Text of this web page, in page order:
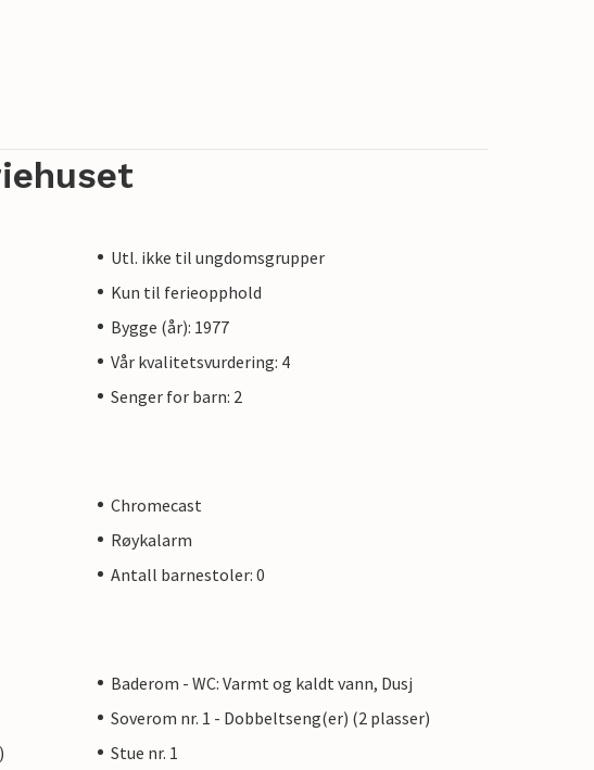
Utl. ikke til ungdomsgrupper
Kun til ferieopphold
Bygge (år): 1977
Vår kvalitetsvurdering: 4
Senger for barn: 2
Chromecast
Røykalarm
Antall barnestoler: 0
Baderom - WC: Varmt og kaldt vann, Dusj
Soverom nr. 1 - Dobbeltseng(er) (2 plasser)
Stue nr. 1